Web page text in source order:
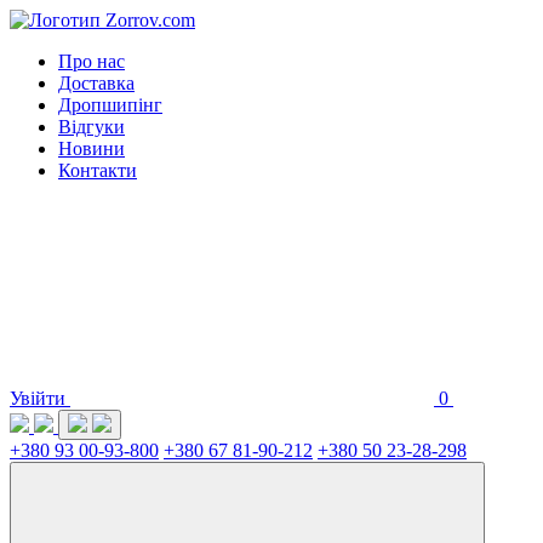
Про нас
Доставка
Дропшипінг
Відгуки
Новини
Контакти
Увійти 0
+380 93 00-93-800 +380 67 81-90-212 +380 50 23-28-298